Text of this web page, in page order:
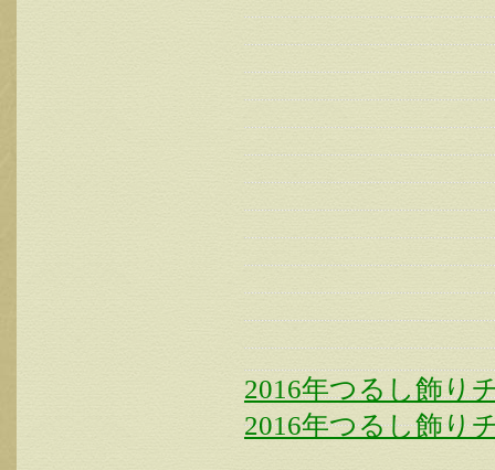
2016年つるし飾り
2016年つるし飾り